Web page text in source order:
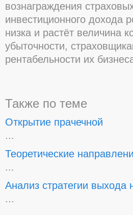
вознаграждения
инвестиционного дохода
низка и растёт величина
убыточности,
рентабельности их
Также по теме
Открытие прачечной
...
Теоретические
...
Анализ стратегии выхода
...